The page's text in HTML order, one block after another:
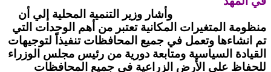
وأشار وزير التنمية المحلية إلي أن
منظومة المتغيرات المكانية تعتبر من أهم الوحدات التي
تم انشاءها وتعمل في جميع المحافظات تنفيذاً لتوجيهات
القيادة السياسية ومتابعة دورية من رئيس مجلس الوزراء
للحفاظ علي الأرض الزراعية في جميع المحافظات